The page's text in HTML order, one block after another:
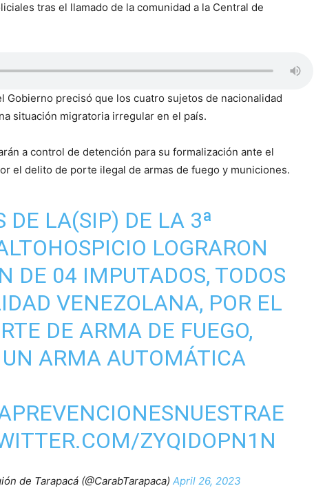
tras el llamado de la comunidad a la Central de
Gobierno precisó que los cuatro sujetos de nacionalidad
situación migratoria irregular en el país.
a control de detención para su formalización ante el
el delito de porte ilegal de armas de fuego y municiones.
DE LA(SIP) DE LA 3ª
LOGRARON
DE 04 IMPUTADOS, TODOS
VENEZOLANA, POR EL
DE ARMA DE FUEGO,
ARMA AUTOMÁTICA
ZYQIDOPN1N
de Tarapacá (@CarabTarapaca) April 26, 2023